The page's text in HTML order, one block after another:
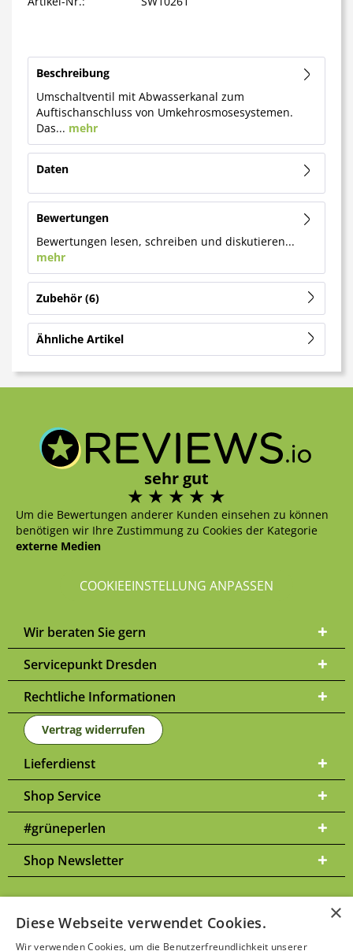
Beschreibung
Umschaltventil mit Abwasserkanal zum
Auftischanschluss von Umkehrosmosesystemen.
Das... mehr
Daten
Bewertungen
Bewertungen lesen, schreiben und diskutieren...
mehr
Zubehör 6
Ähnliche Artikel
sehr gut
Um die Bewertungen anderer Kunden einsehen zu können
benötigen wir Ihre Zustimmung zu Cookies der Kategorie
externe Medien
COOKIEEINSTELLUNG ANPASSEN
Wir beraten Sie gern
Servicepunkt Dresden
Rechtliche Informationen
Vertrag widerrufen
Lieferdienst
Shop Service
#grüneperlen
Shop Newsletter
* Alle Preise inkl. gesetzl. Mehrwertsteuer zzgl. Versandkosten
×
Diese Webseite verwendet Cookies.
Wir verwenden Cookies, um die Benutzerfreundlichkeit unserer